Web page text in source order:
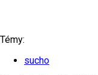
Témy:
sucho